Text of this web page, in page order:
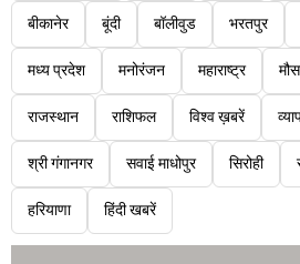
बीकानेर बूंदी बॉलीवुड भरतपुर
मध्य प्रदेश मनोरंजन महाराष्ट्र
राजस्थान राशिफल विश्व ख़बरें
श्री गंगानगर सवाई माधोपुर सिरोही
हरियाणा हिंदी खबरें